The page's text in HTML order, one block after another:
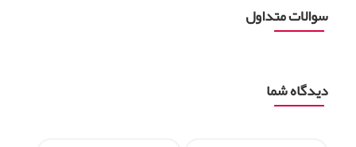
سوالات متداول
دیدگاه شما